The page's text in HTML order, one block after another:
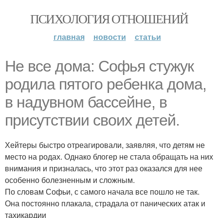
ПСИХОЛОГИЯ ОТНОШЕНИЙ
главная новости статьи
Не все дома: Софья стужук
родила пятого ребенка дома,
в надувном бассейне, в
присутствии своих детей.
Хейтеры быстро отреагировали, заявляя, что детям не
место на родах. Однако блогер не стала обращать на них
внимания и призналась, что этот раз оказался для нее
особенно болезненным и сложным.
По словам Софьи, с самого начала все пошло не так.
Она постоянно плакала, страдала от панических атак и
тахикардии